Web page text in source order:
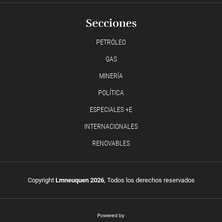
Secciones
PETRÓLEO
GAS
MINERÍA
POLÍTICA
ESPECIALES +E
INTERNACIONALES
RENOVABLES
Copyright Lmneuquen 2026, Todos los derechos reservados